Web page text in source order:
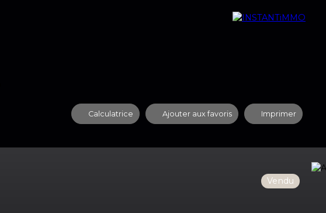
Calculatrice Ajouter aux favoris Imprimer
Vendu